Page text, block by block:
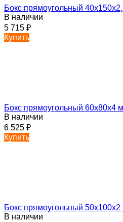
Бокс прямоугольный
В наличии
5 715 ₽
Купить
Бокс прямоугольный 60х80х4
В наличии
6 525 ₽
Купить
Бокс прямоугольный
В наличии